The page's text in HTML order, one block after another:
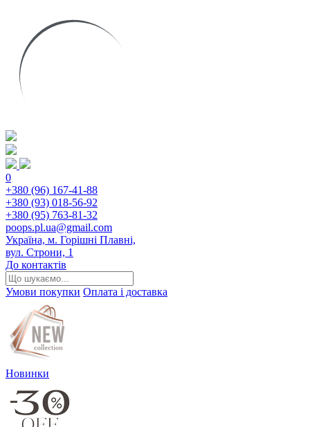
0
+380 (96) 167-41-88
+380 (93) 018-56-92
+380 (95) 763-81-32
poops.pl.ua@gmail.com
Україна, м. Горішні Плавні,
вул. Строни, 1
До контактів
Умови покупки Оплата і доставка
Новинки